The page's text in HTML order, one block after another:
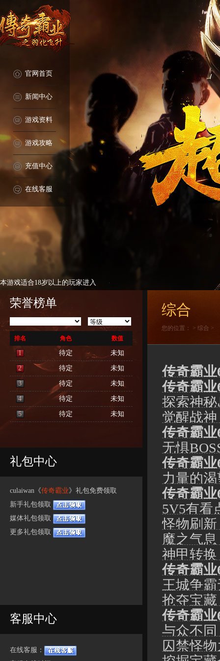
官网首页
新闻中心
游戏资料
游戏攻略
充值中心
在线客服
本游戏适合18岁以上的玩家进入
荣誉榜单
排名 角色 数值
1 待定 未知
2 待定 未知
3 待定 未知
4 待定 未知
5 待定 未知
礼包中心
culaiwan《传奇霸业》礼包免费领取
新手礼包领取
媒体礼包领取
更多礼包领取
客服中心
在线客服：
综合
您的位置： > 综合 >
传奇霸
传奇霸
探索神
觉醒战
传奇霸
无惧
传奇霸
力量的
传奇霸
5V5有看
怪物刷
魔之气
神甲转
传奇霸
王城争
抢夺宝
传奇霸
与众不
囚禁怪